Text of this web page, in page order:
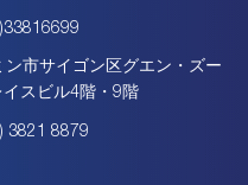
ン市サイゴン区グエン・ズー
スビル4階・9階
3821 8879